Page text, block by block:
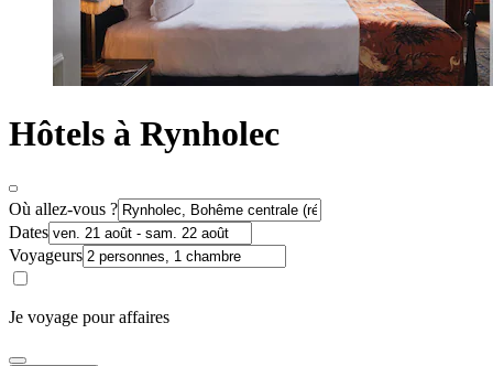
Hôtels à Rynholec
Où allez-vous ?
Dates
Voyageurs
Je voyage pour affaires